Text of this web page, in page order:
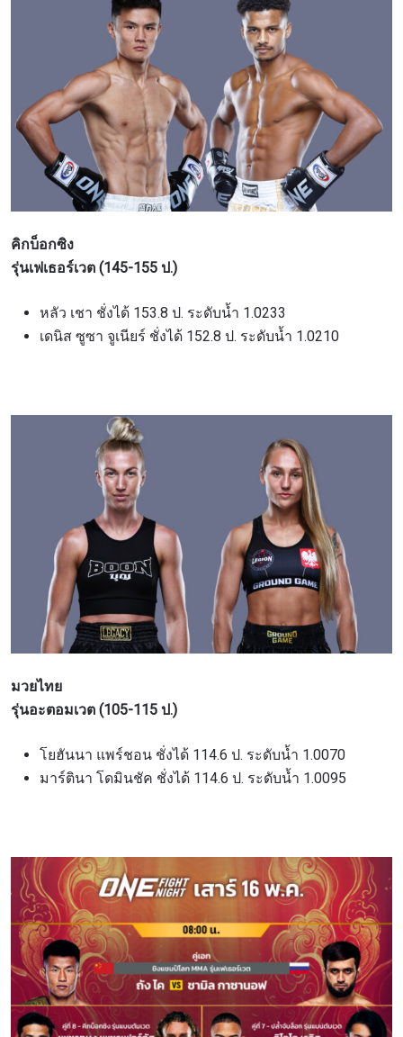
คิกบ็อกซิง
รุ่นเฟเธอร์เวต (145-155 ป.)
หลัว เชา ชั่งได้ 153.8 ป. ระดับน้ำ 1.0233
เดนิส ซูซา จูเนียร์ ชั่งได้ 152.8 ป. ระดับน้ำ 1.0210
มวยไทย
รุ่นอะตอมเวต (105-115 ป.)
โยฮันนา แพร์ชอน ชั่งได้ 114.6 ป. ระดับน้ำ 1.0070
มาร์ตินา โดมินชัค ชั่งได้ 114.6 ป. ระดับน้ำ 1.0095
อีเวนต์
ดูไฮไลต์การแข่งขัน
สมัครเพื่อไม่พลาดข่าวเด็ด
เพื่อไม่พลาดข่าวสารของ ONE รีบลงทะเบียนตอนนี้
และสิทธิพิเศษในการเลือกที่นั่งที่ดีที่สุดในสนาม
อีเมล
ชื่อ
การส่งแบบฟอร์มนี้ถือว่าท่านให้ความยินยอมให้เรา
รวบรวม ใช้งาน และเปิดเผยข้อมูลของท่านภายใต้
นโยบายความเป็นส่วนตัวของเรา ท่านสามารถ
ยกเลิกการสมัครรับข่าวสารได้ตลอดเวลา